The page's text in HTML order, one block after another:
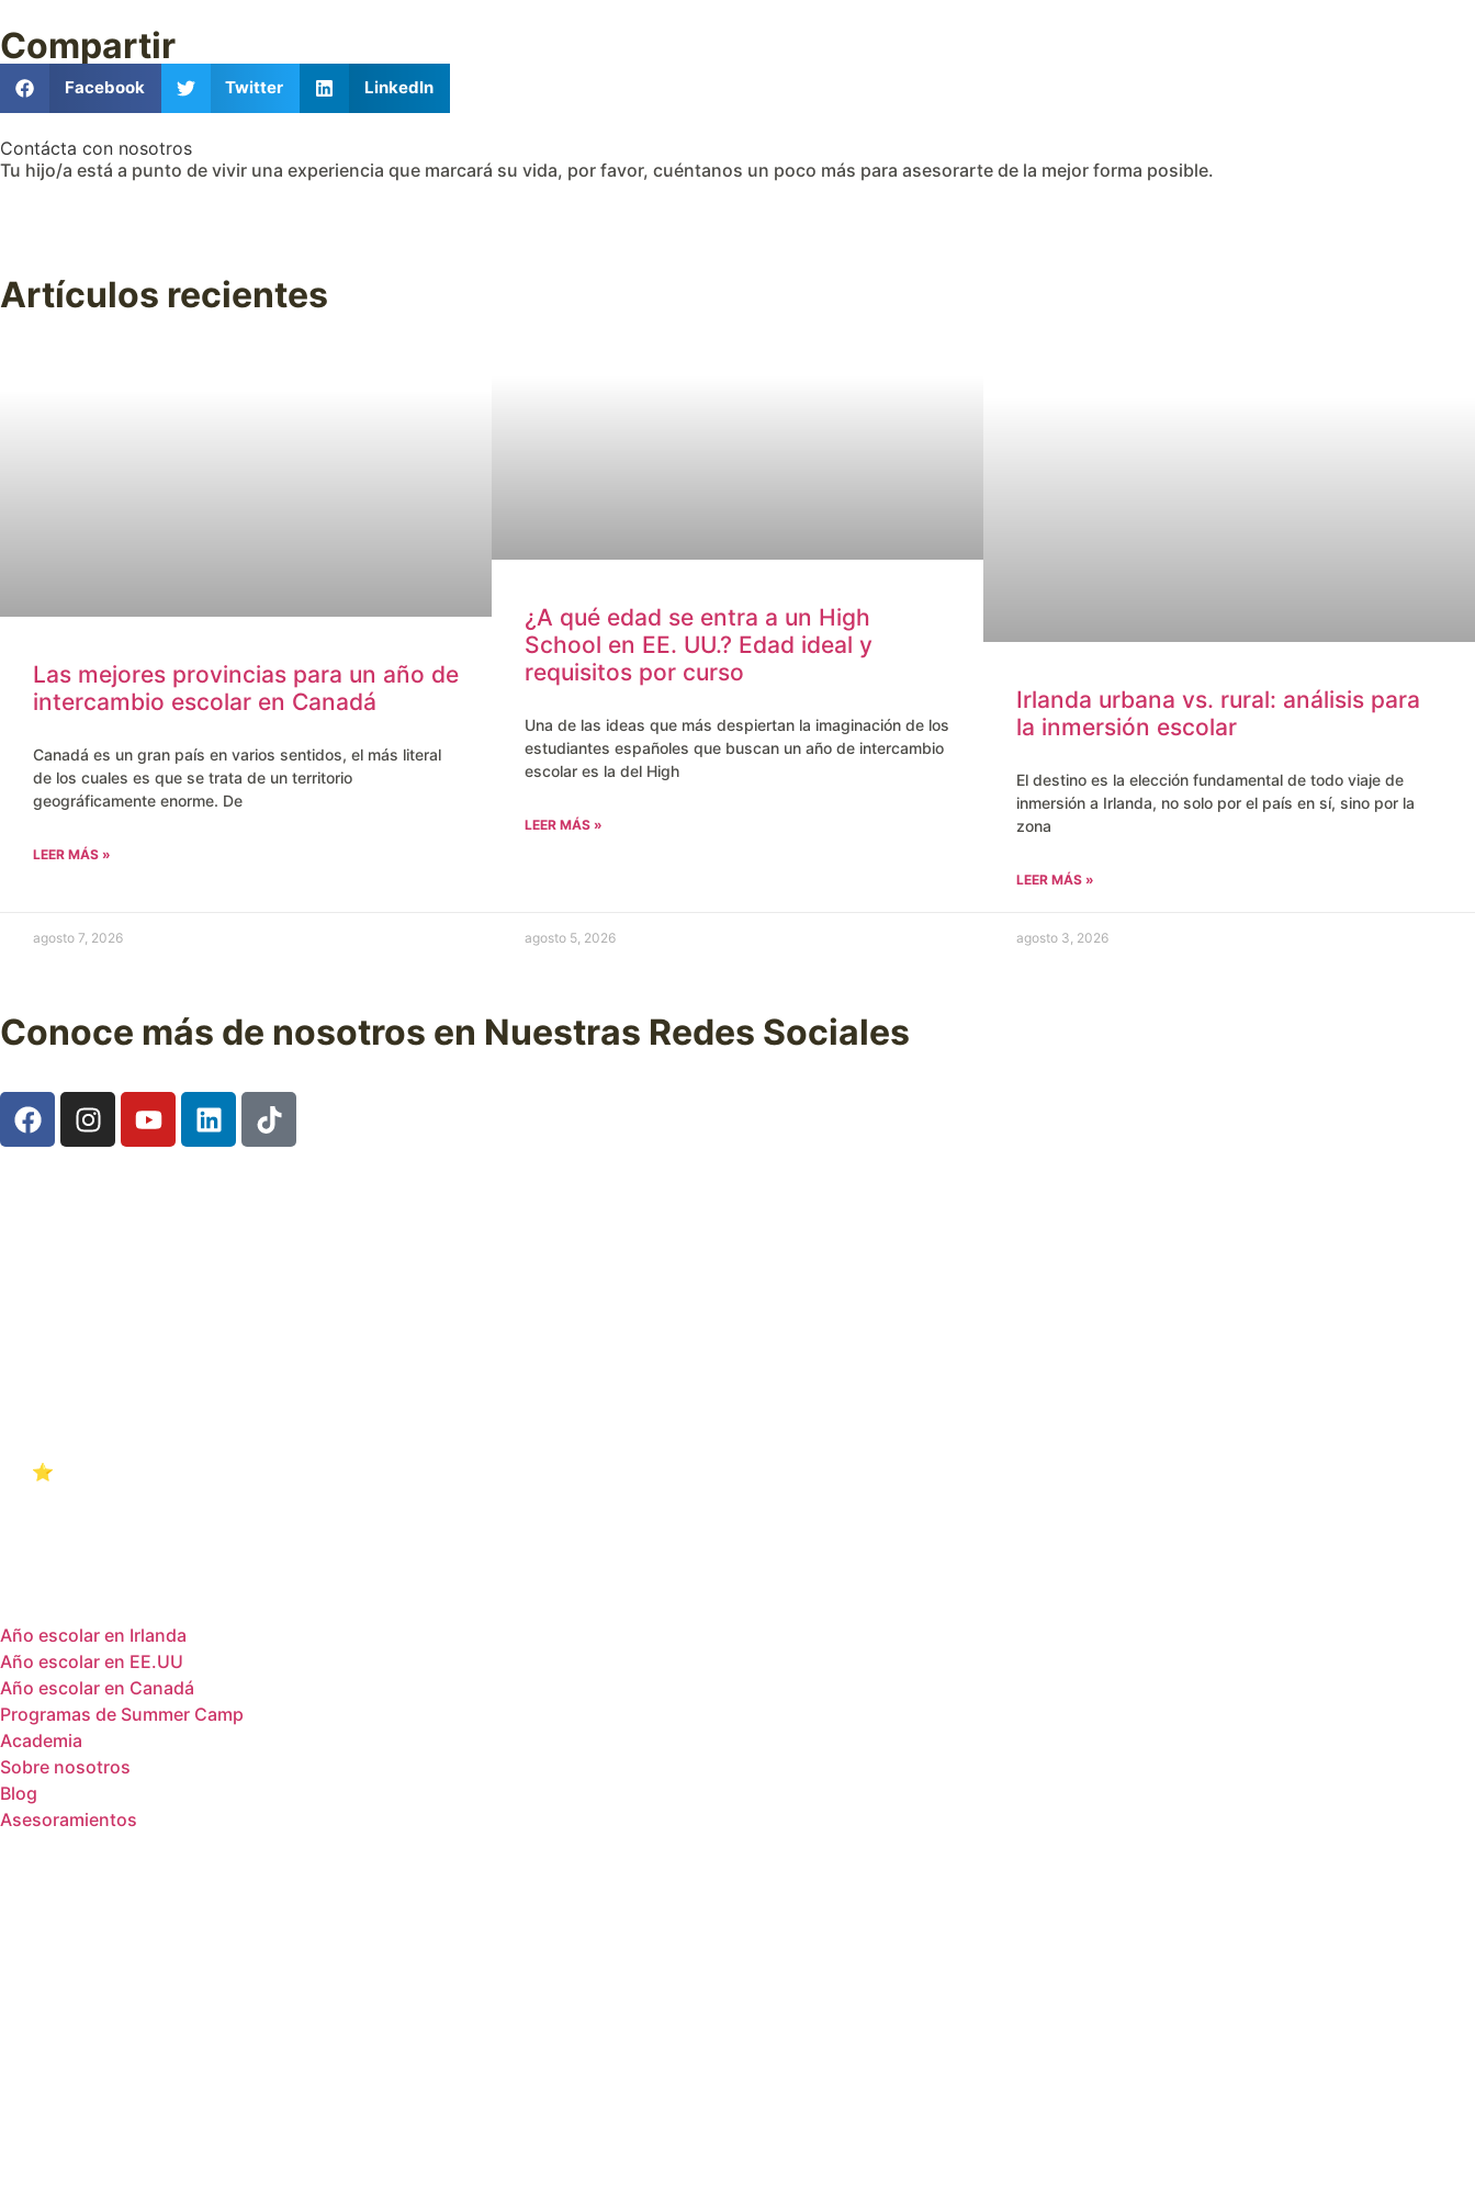
Compartir
Facebook Twitter LinkedIn
Contácta con nosotros
Tu hijo/a está a punto de vivir una experiencia que marcará su vida, por favor, cuéntanos un poco más para asesorarte de la mejor forma posible.
Artículos recientes
Las mejores provincias para un año de
intercambio escolar en Canadá
Canadá es un gran país en varios sentidos, el más literal
de los cuales es que se trata de un territorio
geográficamente enorme. De
LEER MÁS »
agosto 7, 2026
¿A qué edad se entra a un High
School en EE. UU.? Edad ideal y
requisitos por curso
Una de las ideas que más despiertan la imaginación de los
estudiantes españoles que buscan un año de intercambio
escolar es la del High
LEER MÁS »
agosto 5, 2026
Irlanda urbana vs. rural: análisis para
la inmersión escolar
El destino es la elección fundamental de todo viaje de
inmersión a Irlanda, no solo por el país en sí, sino por la
zona
LEER MÁS »
agosto 3, 2026
Conoce más de nosotros en Nuestras Redes Sociales
4.8 ⭐
Año escolar en Irlanda
Año escolar en EE.UU
Año escolar en Canadá
Programas de Summer Camp
Academia
Sobre nosotros
Blog
Asesoramientos